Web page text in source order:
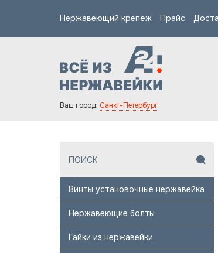
Нержавеющий крепёж Прайс
Ваш город: Санкт-Петербург
Винты установочные нержавейка
Нержавеющие болты
Гайки из нержавейки